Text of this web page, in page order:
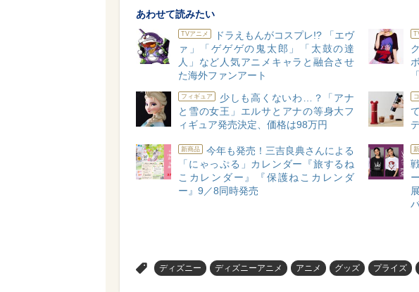
あわせて読みたい
TVアニメ
ドラえもんがコスプレ!? 「エヴ
ァ」「ゲゲゲの鬼太郎」「太鼓の達
人」など人気アニメキャラと融合させ
た海外ファンアート
フィギュア
少しも高くないわ…？「アナ
と雪の女王」エルサとアナの等身大フ
ィギュア発売決定、価格は98万円
新商品
今年も発売！三吉良典さんによる
「にゃっぷる」カレンダー『旅するね
こカレンダー』『保護ねこカレンダ
ー』9／8同時発売
ディズニー ディズニーアニメ アニメ グッズ プライズ